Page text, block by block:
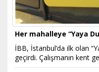
Her mahalleye “Yaya
İBB, İstanbul’da ilk olan
geçirdi. Çalışmanın kent